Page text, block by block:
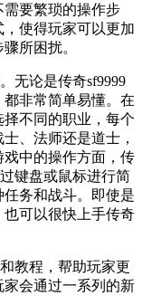
要繁琐的操作步
使得玩家可以更加
所困扰。
无论是传奇sf9999
非常简单易懂。在
不同的职业，每个
、法师还是道士，
中的操作方面，传
键盘或鼠标进行简
务和战斗。即使是
可以很快上手传奇
教程，帮助玩家更
会通过一系列的新